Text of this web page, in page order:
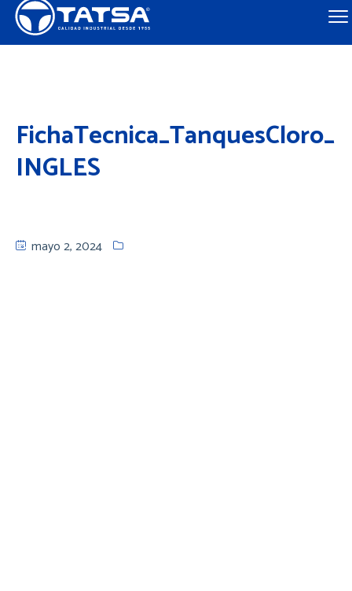
FichaTecnica_TanquesCloro_
INGLES
mayo 2, 2024